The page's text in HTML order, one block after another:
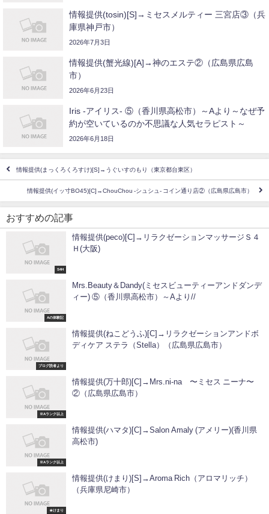
情報提供(tosin)[S]→ミセスメルティー 三宮店③（兵
庫県神戸市）
2026年7月3日
情報提供(蟹光線)[A]→神のエステ②（広島県広島
市）
2026年6月23日
Iris -アイリス- ⑤（香川県高松市）～Aより～なぜ予
約が空いているのか不思議な人気セラピスト～
2026年6月18日
情報提供(まっくろくろすけ)[S]→うぐいすのもり（東京都台東区）
情報提供(イッ寸BO45)[C]→ChouChou -シュシュ- コイン通り店②（広島県広島市）
おすすめの記事
S4H
情報提供(peco)[C]→リラクゼーションマッサージＳ４
Ｈ(大阪)
Aの体験記
Mrs.Beauty＆Dandy(ミセスビューティーアンドダンデ
ィー) ⑤（香川県高松市）～Aより//
ブログ読者より
情報提供(ねこどうふ)[C]→リラクゼーションアンドボ
ディケア ステラ（Stella）（広島県広島市）
※Aランク以上
情報提供(万十郎)[C]→Mrs.ni-na 〜ミセス ニーナ〜
②（広島県広島市）
※Aランク以上
情報提供(ハマタ)[C]→Salon Amaly (アメリー)(香川県
高松市)
★けまり
情報提供(けまり)[S]→Aroma Rich（アロマリッチ）
（兵庫県尼崎市）